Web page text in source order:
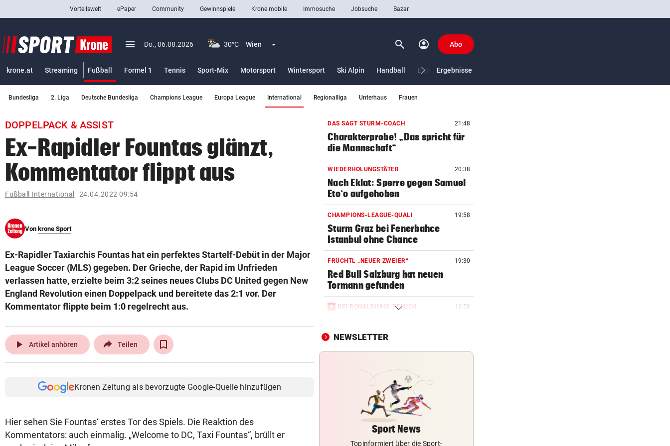
closeSchließen
Abonnieren
bookmark
search
Suchbegriff
eingeben
© Krone Multimedia GmbH & Co KG 2026
Vorteilswelt ePaper Community Gewinnspiele Krone mobile Immosuche Jobsuche Bazar
menu Menü aufklappen
Do., 06.08.2026 30°C Wien Menü aufklappen search Suchen
account_circle Abo
krone.at Streaming Fußball
Formel 1
Tennis Sport-Mix Motorsport Wintersport Ski Alpin Handball Eishockey US-Sport
Ergebnisse
Bundesliga 2. Liga Deutsche Bundesliga Champions League Europa League International Regionalliga Unterhaus Frauen
DOPPELPACK & ASSIST
Ex-Rapidler Fountas glänzt,
Kommentator flippt aus
Fußball International 24.04.2022 09:54
Von krone Sport
Ex-Rapidler Taxiarchis Fountas hat ein perfektes Startelf-Debüt in der Major
League Soccer (MLS) gegeben. Der Grieche, der Rapid im Unfrieden
verlassen hatte, erzielte beim 3:2 seines neues Clubs DC United gegen New
England Revolution einen Doppelpack und bereitete das 2:1 vor. Der
Kommentator flippte beim 1:0 regelrecht aus.
play_arrow Artikel anhören Teilen
Kronen Zeitung als bevorzugte Google-Quelle hinzufügen
Hier sehen Sie Fountas‘ erstes Tor des Spiels. Die Reaktion des
Kommentators: auch einmalig. „Welcome to DC, Taxi Fountas“, brüllt er
DAS SAGT STURM-COACH 21:48
Charakterprobe! „Das spricht für
die Mannschaft“
WIEDERHOLUNGSTÄTER 20:38
Nach Eklat: Sperre gegen Samuel
Eto‘o aufgehoben
CHAMPIONS-LEAGUE-QUALI 19:58
Sturm Graz bei Fenerbahce
Istanbul ohne Chance
FRÜCHTL „NEUER ZWEIER“ 19:30
Red Bull Salzburg hat neuen
Tormann gefunden
BEI RONALDINHO-BESUCH 18:58
den Wörthersee
DANK MEGA-ABLÖSE 18:57
Premier-League-Klub
CHAMPIONS-LEAGUE-QUALI
Darum spielte Sturm Graz ohne
Brustsponsor
CHAMPIONS-LEAGUE-QUALI
NEWSLETTER
Sport News
Topinformiert über die Sport-